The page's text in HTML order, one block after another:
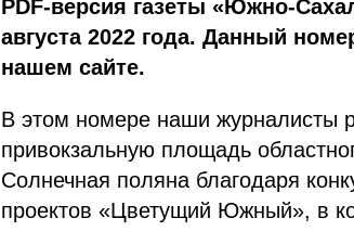
PDF-версия газеты «Южно-
августа 2022 года. Данный
нашем сайте.
В этом номере наши журналисты
привокзальную площадь
Солнечная поляна благодаря
проектов «Цветущий Южный», в